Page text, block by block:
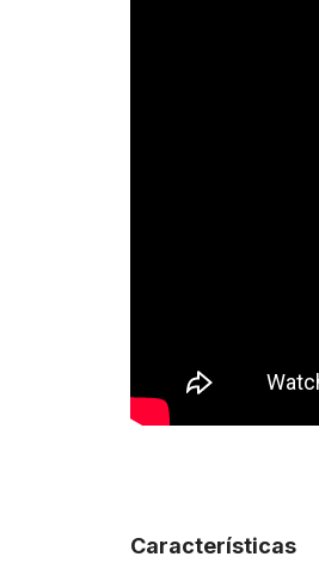
Características